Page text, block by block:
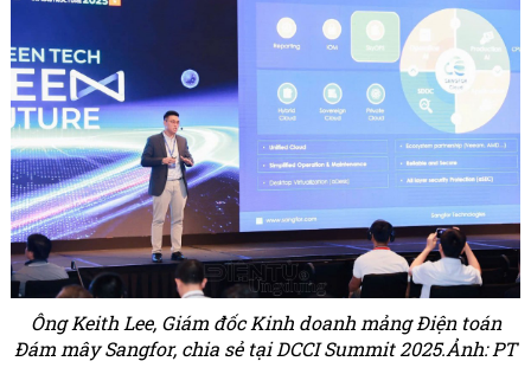
Ông Keith Lee, Giám đốc Kinh doanh mảng Điện toán
Đám mây Sangfor, chia sẻ tại DCCI Summit 2025.Ảnh: PT